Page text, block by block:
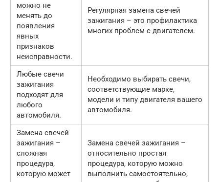
можно не
менять до
появления
явных
признаков
неисправности.
Регулярная замена свечей
зажигания – это профилактика
многих проблем с двигателем.
Любые свечи
зажигания
подходят для
любого
автомобиля.
Необходимо выбирать свечи,
соответствующие марке,
модели и типу двигателя вашего
автомобиля.
Замена свечей
зажигания –
сложная
процедура,
которую может
Замена свечей зажигания –
относительно простая
процедура, которую можно
выполнить самостоятельно,